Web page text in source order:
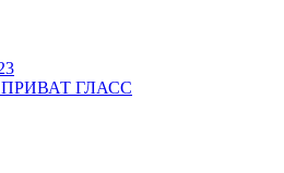
ПРИВАТ ГЛАСС